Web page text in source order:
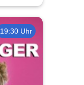
19:30 Uhr